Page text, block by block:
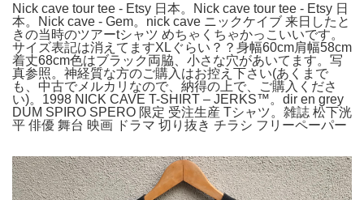
Nick cave tour tee - Etsy 日本。Nick cave tour tee - Etsy 日
本。Nick cave - Gem。nick cave ニックケイブ 来日したと
きの当時のツアーtシャツ めちゃくちゃかっこいいです。
サイズ表記は消えてますXLぐらい？？身幅60cm肩幅58cm
着丈68cm色はブラック両脇、小さな穴があいてます。写
真参照。神経質な方のご購入はお控え下さい(あくまで
も、中古でメルカリなので、納得の上で、ご購入くださ
い)。1998 NICK CAVE T-SHIRT – JERKS™。dir en grey
DUM SPIRO SPERO 限定 受注生産 Tシャツ。雑誌 松下洸
平 俳優 舞台 映画 ドラマ 切り抜き チラシ フリーペーパー